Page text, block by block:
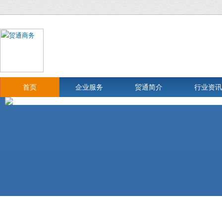
首页 企业服务 贸通简介 行业资讯